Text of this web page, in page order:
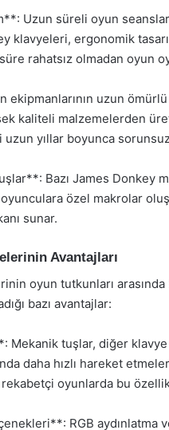
Uzun süreli oyun
klavyeleri, ergonomik
rahatsız olmadan oyun
ekipmanlarının uzun
kaliteli malzemelerden
yıllar boyunca
Bazı James Donkey
özel makrolar
sunar.
Avantajları
oyun tutkunları
bazı avantajlar:
Mekanik tuşlar, diğer
daha hızlı hareket
oyunlarda bu
RGB aydınlatma